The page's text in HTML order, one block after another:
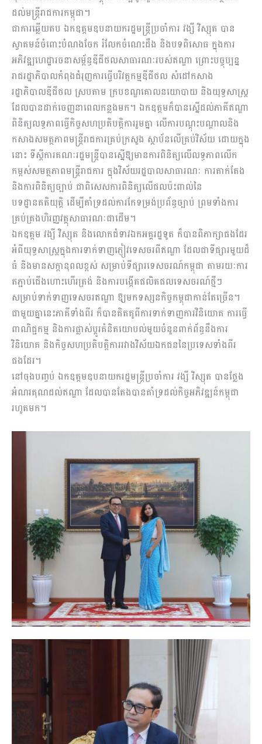
ដល់មន្រ្តីរាជការកម្ពុជា។
ជាការឆ្លើយតប ឯកឧត្តមឧបនាយករដ្ឋមន្ត្រីប្រចាំការ វង្សី វិស្សុត បាន
ស្វាគមន៍ចំពោះបំណងចែក រំលែកចំណេះដឹង និងបទពិសោធ ក្នុងការ
អភិវឌ្ឍហេដ្ឋារចនាសម្ព័ន្ធឌីជីថលសាធារណៈរបស់ឥណ្ឌា ព្រោះបច្ចុប្បន្ន
រាជរដ្ឋាភិបាលកំពុងជំរុញការធ្វើបរិវត្តកម្មឌីជីថល សំដៅកសាង
រដ្ឋាភិបាលឌីជីថល ស្របតាម ក្របខណ្ឌគោលនយោបាយ និងយុទ្ធសាស្រ្ត
ដែលបានដាក់ចេញនាពេលកន្លងមក។ ឯកឧត្តមក៏បានស្នើដល់ភាគីឥណ្ឌា
ពិនិត្យលទ្ធភាពធ្វើកិច្ចសហប្រតិបត្តិការរួមគ្នា លើការបណ្តុះបណ្តាលនិង
កសាងសមត្ថភាពមន្ត្រីរាជការគ្រប់ក្រសួង ស្ថាប័នលើគ្រប់វិស័យ ដោយក្នុង
នោះ ទីស្តីការគណៈរដ្ឋមន្ត្រីបានស្នើឱ្យមានការពិនិត្យលើលទ្ធភាពលើក
កម្ពស់សមត្ថភាពមន្ត្រីរាជការ ក្នុងវិស័យរដ្ឋបាលសាធារណៈ ការតាក់តែង
និងការពិនិត្យច្បាប់ ជាពិសេសការពិនិត្យលើផលប៉ះពាល់នៃ
បទដ្ឋានគតិយុត្តិ ដើម្បីគាំទ្រដល់ការកែទម្រង់ប្រព័ន្ធច្បាប់ ព្រមទាំងការ
គ្រប់គ្រងហិរញ្ញវត្ថុសាធារណៈជាដើម។
ឯកឧត្តម វង្សី វិស្សុត និងលោកជំទាវឯកអគ្គរដ្ឋទូត ក៏បានពិភាក្សាផងដែរ
អំពីយុទ្ធសាស្ត្រក្នុងការទាក់ទាញភ្ញៀវទេសចរពីឥណ្ឌា ដែលជាទីផ្សារមួយដ៏
ធំ និងមានសក្តានុពលខ្ពស់ សម្រាប់ទីផ្សារទេសចរណ៍កម្ពុជា តាមរយៈការ
តភ្ជាប់ជើងហោះហើរត្រង់ និងការបង្កើតផលិតផលទេសចរណ៍ថ្មីៗ
សម្រាប់ទាក់ទាញទេសចរឥណ្ឌា ឱ្យមកទស្សនកិច្ចកម្ពុជាកាន់តែច្រើន។
ជាមួយគ្នានេះភាគីទាំងពីរ ក៏បានគិតគូពីការទាក់ទាញការវិនិយោគ ការធ្វើ
ពាណិជ្ជកម្ម និងការផ្លាស់ប្តូរគំនិតយោបល់មួយចំនួនពាក់ព័ន្ធនឹងការ
វិនិយោគ និងកិច្ចសហប្រតិបត្តិការរវាងវិស័យឯកជននៃប្រទេសទាំងពីរ
ផងដែរ។
នៅចុងបញ្ចប់ ឯកឧត្តមឧបនាយករដ្ឋមន្ត្រីប្រចាំការ វង្សី វិស្សុត បានថែ្លង
អំណរគុណដល់ឥណ្ឌា ដែលបានតែងបានគាំទ្រដល់កិច្ចអភិវឌ្ឍន៍កម្ពុជា
រហូតមក។